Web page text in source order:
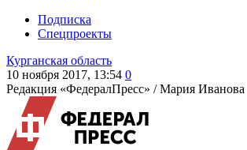
Подписка
Спецпроекты
Курганская область
10 ноября 2017, 13:54 0
Редакция «ФедералПресс» /Мария Иванова